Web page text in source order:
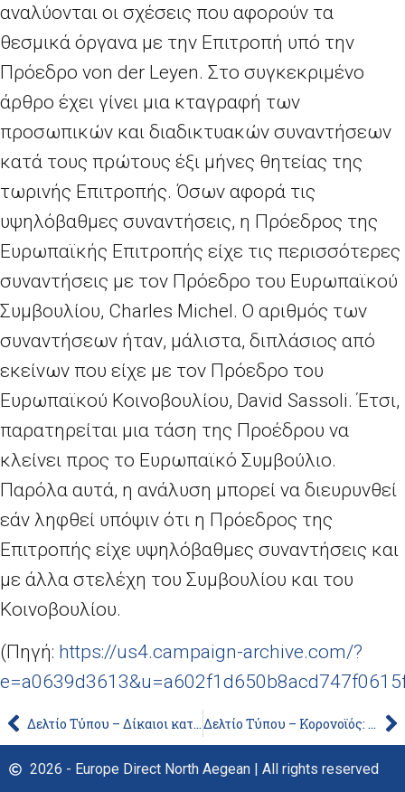
αναλύονται οι σχέσεις που αφορούν τα
θεσμικά όργανα με την Επιτροπή υπό την
Πρόεδρο von der Leyen. Στο συγκεκριμένο
άρθρο έχει γίνει μια κταγραφή των
προσωπικών και διαδικτυακών συναντήσεων
κατά τους πρώτους έξι μήνες θητείας της
τωρινής Επιτροπής. Όσων αφορά τις
υψηλόβαθμες συναντήσεις, η Πρόεδρος της
Ευρωπαϊκής Επιτροπής είχε τις περισσότερες
συναντήσεις με τον Πρόεδρο του Ευρωπαϊκού
Συμβουλίου, Charles Michel. Ο αριθμός των
συναντήσεων ήταν, μάλιστα, διπλάσιος από
εκείνων που είχε με τον Πρόεδρο του
Ευρωπαϊκού Κοινοβουλίου, David Sassoli. Έτσι,
παρατηρείται μια τάση της Προέδρου να
κλείνει προς το Ευρωπαϊκό Συμβούλιο.
Παρόλα αυτά, η ανάλυση μπορεί να διευρυνθεί
εάν ληφθεί υπόψιν ότι η Πρόεδρος της
Επιτροπής είχε υψηλόβαθμες συναντήσεις και
με άλλα στελέχη του Συμβουλίου και του
Κοινοβουλίου.
(Πηγή: https://us4.campaign-archive.com/?
Δελτίο Τύπου – Δίκαιοι κατώτατοι μισθοί: Η Επιτροπή ξεκινά δεύτερο στάδιο διαβούλευσης με τους κοινωνικούς εταίρους Δελτίο Τύπου – Κορονοϊός: η οδηγία για τους βιολογικούς παράγοντες επικαιροποιείται για την καλύτερη προστασία της υγείας και της ασφάλειας των εργαζομένων
2026 - Europe Direct North Aegean | All rights reserved